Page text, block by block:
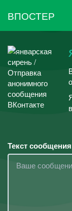
ВПОСТЕР
Текст